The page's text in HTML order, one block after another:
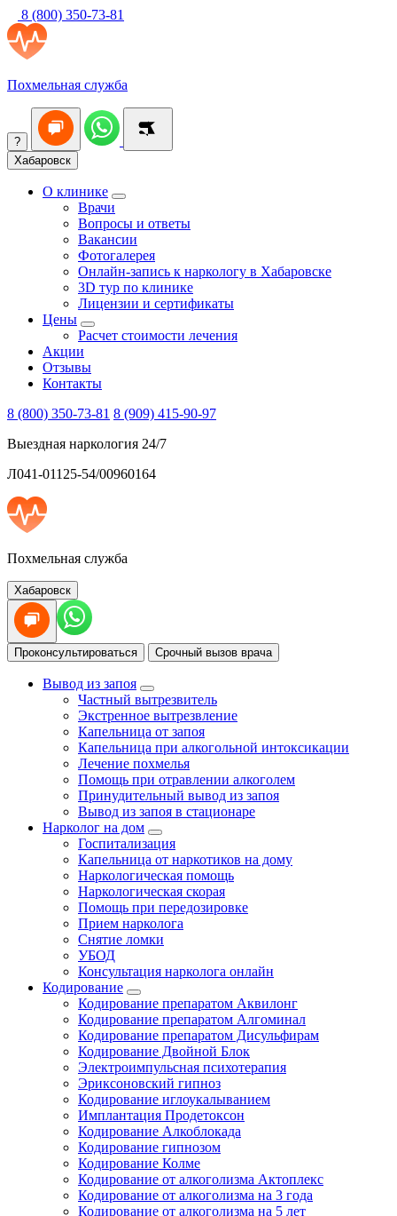
8 (800) 350-73-81
Похмельная служба
?
Хабаровск
О клинике
Врачи
Вопросы и ответы
Вакансии
Фотогалерея
Онлайн-запись к наркологу в Хабаровске
3D тур по клинике
Лицензии и сертификаты
Цены
Расчет стоимости лечения
Акции
Отзывы
Контакты
8 (800) 350-73-81 8 (909) 415-90-97
Выездная наркология 24/7
Л041-01125-54/00960164
Похмельная служба
Хабаровск
Проконсультироваться Срочный вызов врача
Вывод из запоя
Частный вытрезвитель
Экстренное вытрезвление
Капельница от запоя
Капельница при алкогольной интоксикации
Лечение похмелья
Помощь при отравлении алкоголем
Принудительный вывод из запоя
Вывод из запоя в стационаре
Нарколог на дом
Госпитализация
Капельница от наркотиков на дому
Наркологическая помощь
Наркологическая скорая
Помощь при передозировке
Прием нарколога
Снятие ломки
УБОД
Консультация нарколога онлайн
Кодирование
Кодирование препаратом Аквилонг
Кодирование препаратом Алгоминал
Кодирование препаратом Дисульфирам
Кодирование Двойной Блок
Электроимпульсная психотерапия
Эриксоновский гипноз
Кодирование иглоукалыванием
Имплантация Продетоксон
Кодирование Алкоблокада
Кодирование гипнозом
Кодирование Колме
Кодирование от алкоголизма Актоплекс
Кодирование от алкоголизма на 3 года
Кодирование от алкоголизма на 5 лет